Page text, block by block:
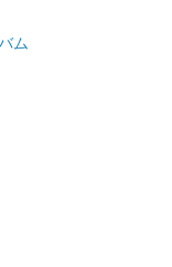
ム